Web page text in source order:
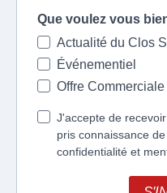
Que voulez vous
Actualité du Clos
Événementiel
Offre Commerciale
J'accepte de
pris connaissance
confidentialité et